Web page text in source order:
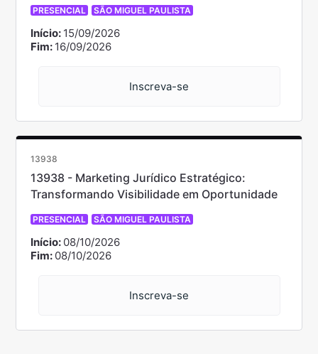
PRESENCIAL SÃO MIGUEL PAULISTA
Início: 15/09/2026
Fim: 16/09/2026
Inscreva-se
13938
13938 - Marketing Jurídico Estratégico:
Transformando Visibilidade em Oportunidade
PRESENCIAL SÃO MIGUEL PAULISTA
Início: 08/10/2026
Fim: 08/10/2026
Inscreva-se